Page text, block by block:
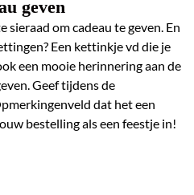
geven
sieraad om cadeau te geven. En
Een kettinkje vd die je
een mooie herinnering aan de
Geef tijdens de
dat het een
bestelling als een feestje in!